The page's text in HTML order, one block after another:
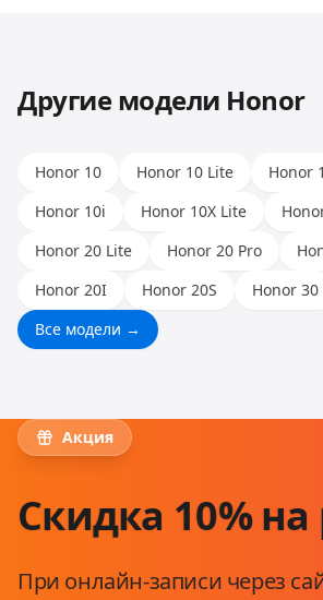
Другие модели Honor
Honor 10 Honor 10 Lite
Honor
Honor 10i
Honor 10X Lite
Honor 20 Lite
Honor 20 Pro
Honor 20I
Honor 20S
Honor 30
Все модели →
Акция
Скидка 10%
При онлайн-записи через